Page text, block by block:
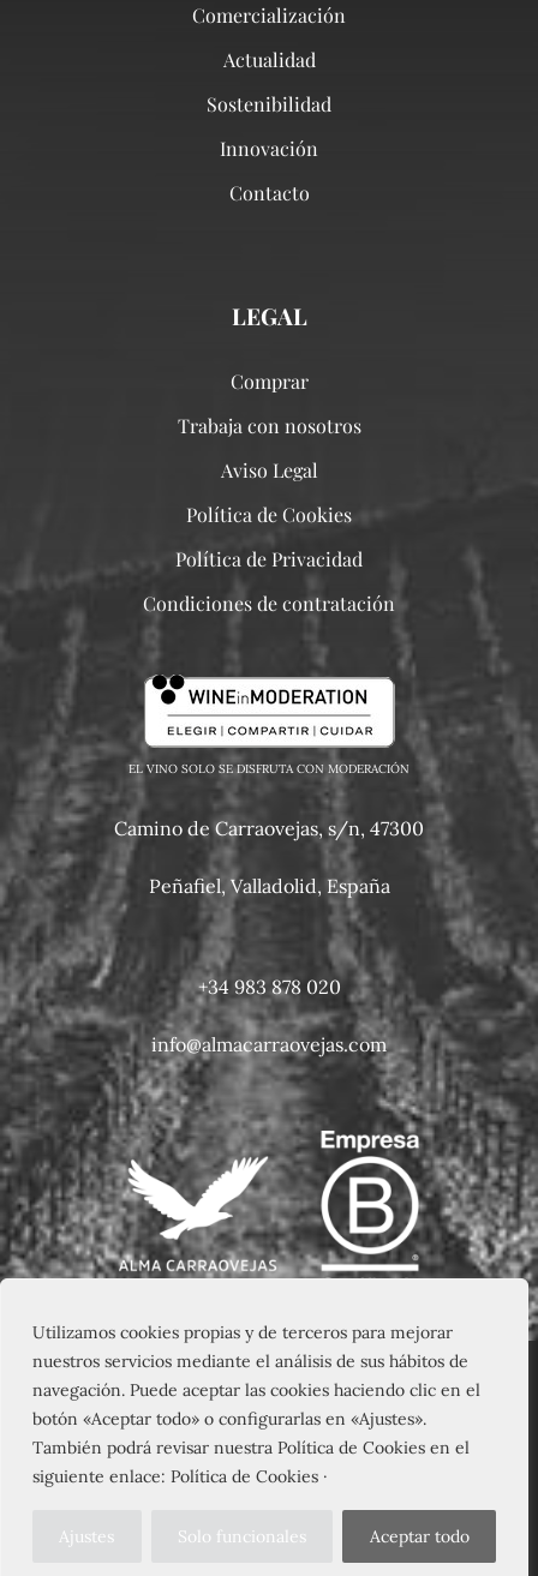
Utilizamos cookies propias y de terceros para mejorar
nuestros servicios mediante el análisis de sus hábitos de
navegación. Puede aceptar las cookies haciendo clic en el
botón «Aceptar todo» o configurarlas en «Ajustes».
También podrá revisar nuestra Política de Cookies en el
siguiente enlace: Política de Cookies ·
Ajustes Solo funcionales Aceptar todo
Comercialización
Actualidad
Sostenibilidad
Innovación
Contacto
LEGAL
Comprar
Trabaja con nosotros
Aviso Legal
Política de Cookies
Política de Privacidad
Condiciones de contratación
EL VINO SOLO SE DISFRUTA CON MODERACIÓN
Camino de Carraovejas, s/n, 47300
Peñafiel, Valladolid, España
+34 983 878 020
info@almacarraovejas.com
© 2026 – PAGO DE CARRAOVEJAS